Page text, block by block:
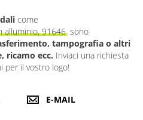
come
alluminio, 91646 sono
tampografia o altri
ricamo ecc. Inviaci una richiesta
per il vostro logo!
E-MAIL